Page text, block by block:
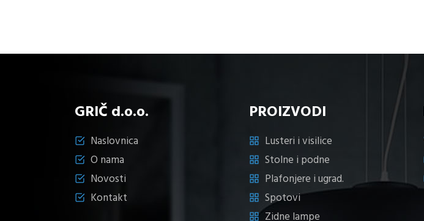
GRIČ d.o.o.
Naslovnica
O nama
Novosti
Kontakt
PROIZVODI
Lusteri i visilice
Stolne i podne
Plafonjere i ugrad.
Spotovi
Zidne lampe